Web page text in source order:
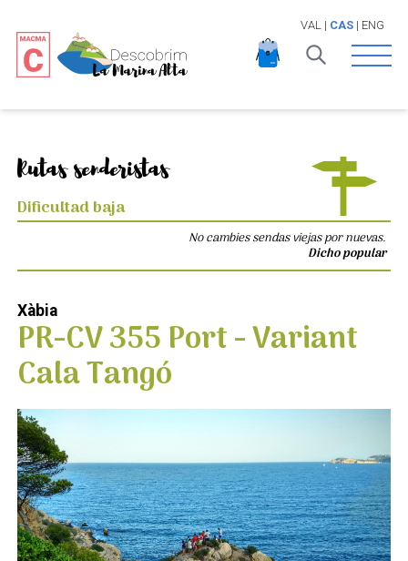
VAL | CAS| ENG
Open
Rutas senderistas
Dificultad baja
No cambies sendas viejas por nuevas.
Dicho popular
Xàbia
PR-CV 355 Port - Variant
Cala Tangó